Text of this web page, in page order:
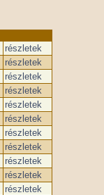
részletek
részletek
részletek
részletek
részletek
részletek
részletek
részletek
részletek
részletek
részletek